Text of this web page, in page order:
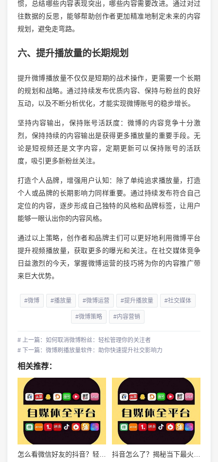
惯，总结哪些内容表现突出，哪些内容需要改进。通过对过
往数据的反思，能够帮助创作者更加精准地制定未来的内容
规划，避免走弯路。
六、提升播放量的长期规划
提升微博播放量不仅仅是短期的战术操作，更需要一个长期
的规划和战略。通过持续发布优质内容、保持与粉丝的良好
互动，以及不断分析优化，才能实现微博账号的稳步增长。
坚持内容输出，保持账号活跃度：微博的内容竞争十分激
烈，保持持续的内容输出是获得更多播放量的重要手段。无
论是短视频还是文字内容，定期更新可以保持账号的活跃
度，吸引更多新粉丝关注。
打造个人品牌，增强用户认知：除了单纯追求播放量，打造
个人或品牌的长期影响力同样重要。通过持续发布符合自己
定位的内容，逐步形成自己独特的风格和品牌标签，让用户
能够一眼认出你的内容风格。
通过以上策略，创作者和品牌主们可以更好地利用微博平台
提升视频播放量，获取更多的曝光和关注。在社交媒体竞争
日益激烈的今天，掌握微博运营的技巧将为你的内容推广带
来巨大优势。
#微博 #播放量 #微博运营 #提升播放量 #社交媒体
#微博策略 #内容营销
# 上一篇：如何取消微博粉丝：轻松管理你的关注者
# 下一篇：微博刷播放量软件：助你快速提升社交影响力
相关推荐：
怎么看微信好友的抖音？轻松了解好友的生活动态！